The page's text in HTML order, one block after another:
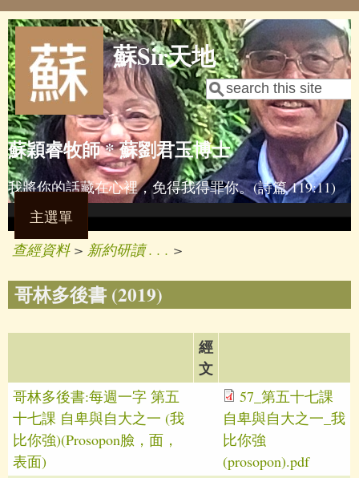
Skip to main content
蘇Sir天地
Search form
Search
蘇穎睿牧師 * 蘇劉君玉博士
我將你的話藏在心裡，免得我得罪你。(詩篇 119:11)
主選單
查經資料> 新約研讀 . . . >
哥林多後書 (2019)
經
文
哥林多後書:每週一字 第五
十七課 自卑與自大之一 (我
比你強)(Prosopon臉，面，
表面)
57_第五十七課
自卑與自大之一_我
比你強
(prosopon).pdf